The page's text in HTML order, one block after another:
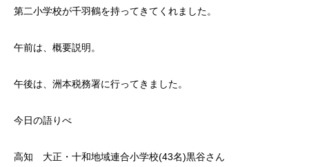
第二小学校が千羽鶴を持ってきてくれました。
午前は、概要説明。
午後は、洲本税務署に行ってきました。
今日の語りべ
高知 大正・十和地域連合小学校(43名)黒谷さん